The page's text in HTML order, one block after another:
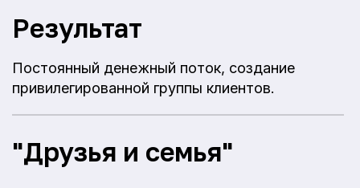
Результат
Постоянный денежный поток, создание
привилегированной группы клиентов.
"Друзья и семья"